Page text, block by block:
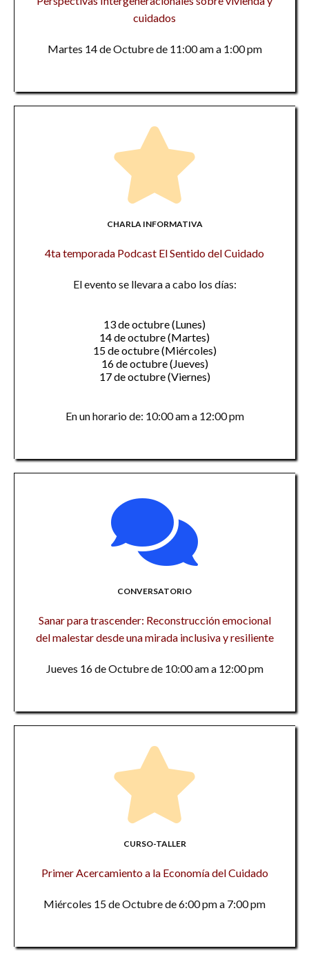
cuidados
Martes 14 de Octubre de 11:00 am a 1:00 pm
CHARLA INFORMATIVA
4ta temporada Podcast El Sentido del Cuidado
El evento se llevara a cabo los días:
13 de octubre (Lunes)
14 de octubre (Martes)
15 de octubre (Miércoles)
16 de octubre (Jueves)
17 de octubre (Viernes)
En un horario de: 10:00 am a 12:00 pm
CONVERSATORIO
Sanar para trascender: Reconstrucción emocional
del malestar desde una mirada inclusiva y resiliente
Jueves 16 de Octubre de 10:00 am a 12:00 pm
CURSO-TALLER
Primer Acercamiento a la Economía del Cuidado
Miércoles 15 de Octubre de 6:00 pm a 7:00 pm